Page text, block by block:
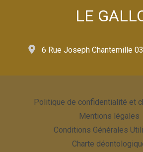
LE
6 Rue Joseph Chantemille
Politique de confidentialité et
Mentions légales
Conditions Générales
Charte